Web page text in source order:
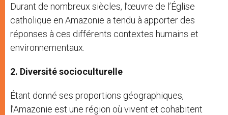
Durant de nombreux siècles, l’œuvre de l’Église
catholique en Amazonie a tendu à apporter des
réponses à ces différents contextes humains et
environnementaux.
2. Diversité socioculturelle
Étant donné ses proportions géographiques,
l’Amazonie est une région où vivent et cohabitent